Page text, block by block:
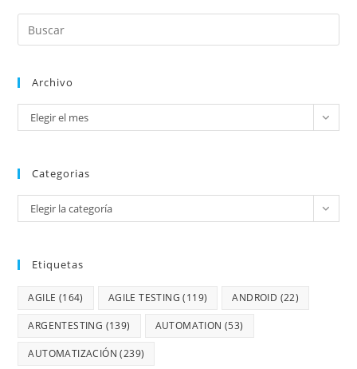
Archivo
Elegir el mes
Categorias
Elegir la categoría
Etiquetas
AGILE (164) AGILE TESTING (119) ANDROID (22)
ARGENTESTING (139) AUTOMATION (53)
AUTOMATIZACIÓN (239)